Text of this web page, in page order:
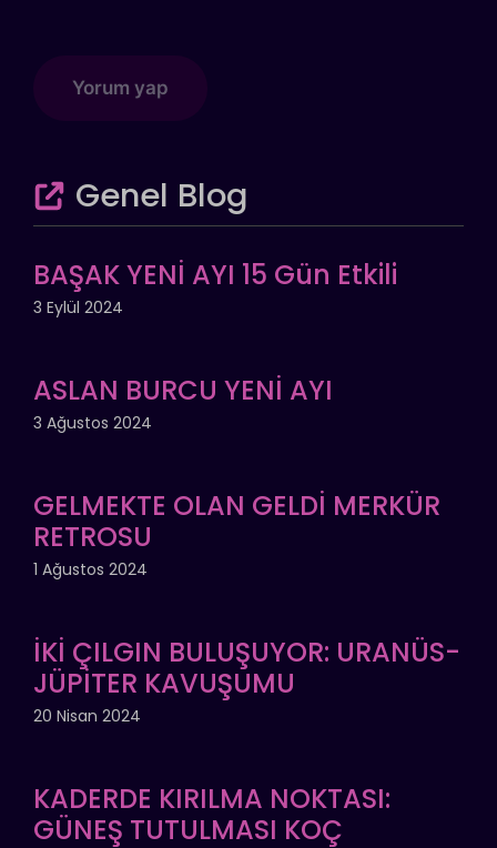
Genel Blog
BAŞAK YENİ AYI 15 Gün Etkili
3 Eylül 2024
ASLAN BURCU YENİ AYI
3 Ağustos 2024
GELMEKTE OLAN GELDİ MERKÜR
RETROSU
1 Ağustos 2024
İKİ ÇILGIN BULUŞUYOR: URANÜS-
JÜPİTER KAVUŞUMU
20 Nisan 2024
KADERDE KIRILMA NOKTASI:
GÜNEŞ TUTULMASI KOÇ